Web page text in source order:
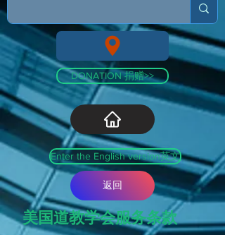
DONATION 捐赠>>
Enter the English version英文
返回
美国道教学会服务条款